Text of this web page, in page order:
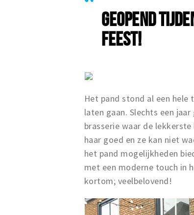
GEOPEND
FEEST!
Het pand stond al een hele
laten gaan. Slechts een
brasserie waar de
haar goed en ze kan niet
het pand mogelijkheden
met een moderne touch in
kortom; veelbelovend!